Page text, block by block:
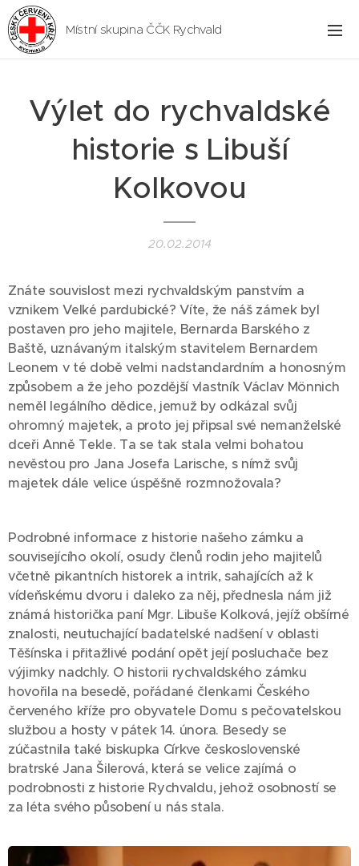
Místní skupina ČČK Rychvald
Výlet do rychvaldské
historie s Libuší
Kolkovou
20.02.2014
Znáte souvislost mezi rychvaldským panstvím a
vznikem Velké pardubické? Víte, že náš zámek byl
postaven pro jeho majitele, Bernarda Barského z
Baště, uznávaným italským stavitelem Bernardem
Leonem v té době velmi nadstandardním a honosným
způsobem a že jeho pozdější vlastník Václav Mönnich
neměl legálního dědice, jemuž by odkázal svůj
ohromný majetek, a proto jej připsal své nemanželské
dceři Anně Tekle. Ta se tak stala velmi bohatou
nevěstou pro Jana Josefa Larische, s nímž svůj
majetek dále velice úspěšně rozmnožovala?
Podrobné informace z historie našeho zámku a
souvisejícího okolí, osudy členů rodin jeho majitelů
včetně pikantních historek a intrik, sahajících až k
vídeňskému dvoru i daleko za něj, přednesla nám již
známá historička paní Mgr. Libuše Kolková, jejíž obšírné
znalosti, neutuchající badatelské nadšení v oblasti
Těšínska i přitažlivé podání opět její posluchače bez
výjimky nadchly. O historii rychvaldského zámku
hovořila na besedě, pořádané členkami Českého
červeného kříže pro obyvatele Domu s pečovatelskou
službou a hosty v pátek 14. února. Besedy se
zúčastnila také biskupka Církve československé
bratrské Jana Šilerová, která se velice zajímá o
podrobnosti z historie Rychvaldu, jehož osobností se
za léta svého působení u nás stala.